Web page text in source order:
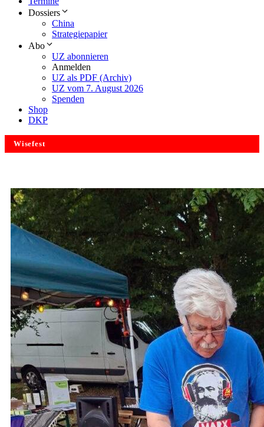
Dossiers
China
Strategiepapier
Abo
UZ abonnieren
Anmelden
UZ als PDF (Archiv)
UZ vom 7. August 2026
Spenden
Shop
DKP
Wisefest